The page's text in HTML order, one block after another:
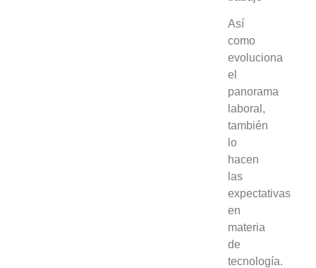
Así
como
evoluciona
el
panorama
laboral,
también
lo
hacen
las
expectativas
en
materia
de
tecnología.